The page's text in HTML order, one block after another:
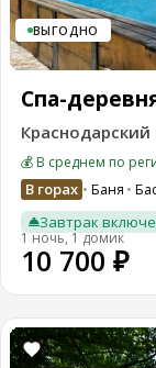
ВЫГОДНО
Спа-
Краснодарский
💰 В среднем по
В горах Баня
Завтрак
1 ночь, 1 домик
10 700 ₽